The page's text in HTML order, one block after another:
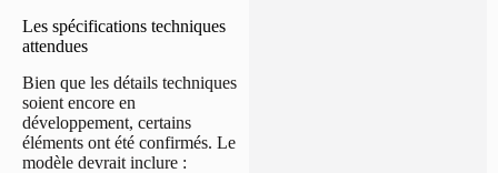
Les spécifications techniques
attendues
Bien que les détails techniques
soient encore en
développement, certains
éléments ont été confirmés. Le
modèle devrait inclure :